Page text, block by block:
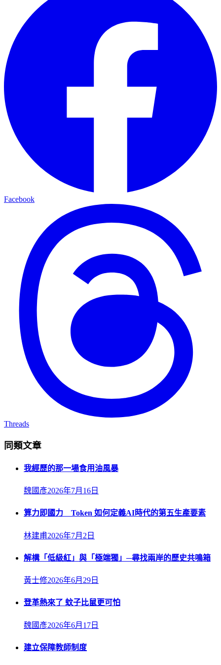
Facebook
Threads
同類文章
我經歷的那一場食用油風暴
魏國彥2026年7月16日
算力即國力 Token 如何定義AI時代的第五生產要素
林建甫2026年7月2日
解構「低級紅」與「極端獨」─尋找兩岸的歷史共鳴箱
黃士修2026年6月29日
登革熱來了 蚊子比鼠更可怕
魏國彥2026年6月17日
建立保障教師制度